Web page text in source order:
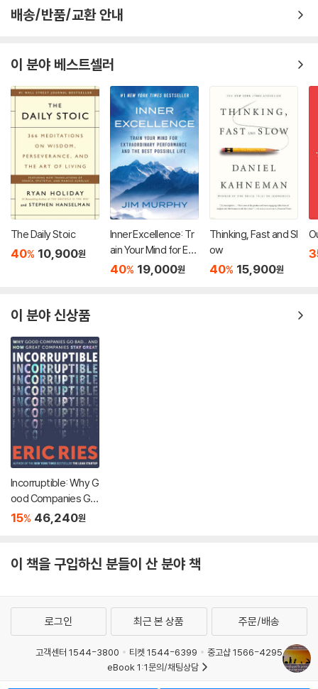
배송/반품/교환 안내
이 분야 베스트셀러
The Daily Stoic
40% 10,900원
Inner Excellence: Tr
ain Your Mind for Ext
raordinary Performa
40% 19,000원
Thinking, Fast and Sl
ow
40% 15,900원
이 분야 신상품
Incorruptible: Why G
ood Companies Go
Bad... and How Grea
15% 46,240원
이 책을 구입하신 분들이 산 분야 책
로그인 최근 본 상품 주문/배송
고객센터 1544-3800 티켓 1544-6399
중고샵 1566-4295
eBook 1:1문의/채팅상담